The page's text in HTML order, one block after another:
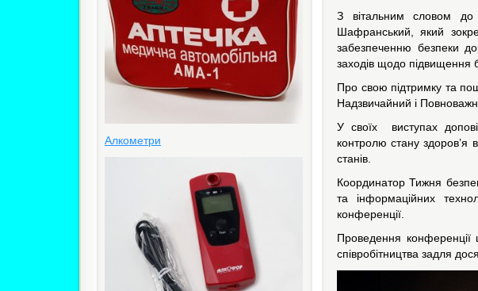
З вітальним словом до
Шафранський, який
забезпеченню безпеки
заходів щодо підвищення
Про свою підтримку та
Надзвичайний і
У своїх виступах
контролю стану здоров’я
станів.
Координатор Тижня
та інформаційних
конференції.
Проведення конференції
співробітництва задля
Алкометри